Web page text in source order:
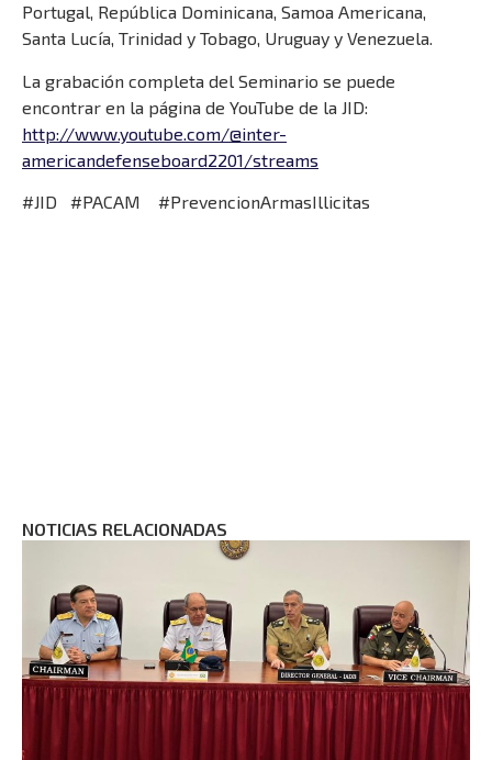
Portugal, República Dominicana, Samoa Americana,
Santa Lucía, Trinidad y Tobago, Uruguay y Venezuela.
La grabación completa del Seminario se puede
encontrar en la página de YouTube de la JID:
http://www.youtube.com/@inter-
americandefenseboard2201/streams
#JID #PACAM #PrevencionArmasIllicitas
NOTICIAS RELACIONADAS